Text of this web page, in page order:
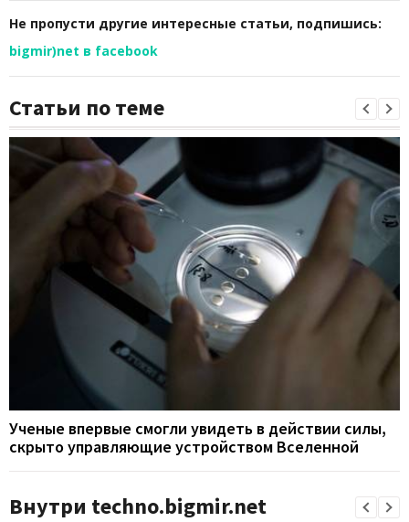
Не пропусти другие интересные статьи, подпишись:
bigmir)net в facebook
Статьи по теме
Ученые впервые смогли увидеть в действии силы,
скрыто управляющие устройством Вселенной
Внутри techno.bigmir.net